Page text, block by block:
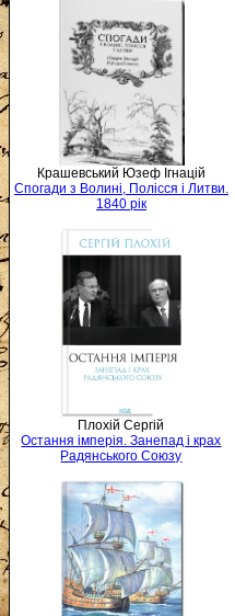
Крашевський Юзеф Ігнацій
Спогади з Волині, Полісся і Литви.
1840 рік
Плохій Сергій
Остання імперія. Занепад і крах
Радянського Союзу